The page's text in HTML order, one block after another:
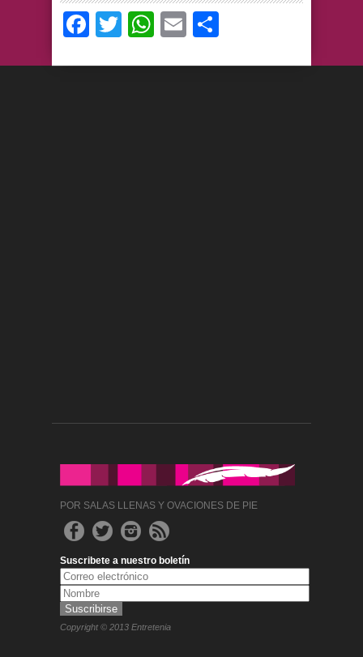
Facebook
TwitterWhatsApp
Email
POR SALAS LLENAS Y OVACIONES DE PIE
Suscribete a nuestro boletín
Copyright © 2013 Entretenia